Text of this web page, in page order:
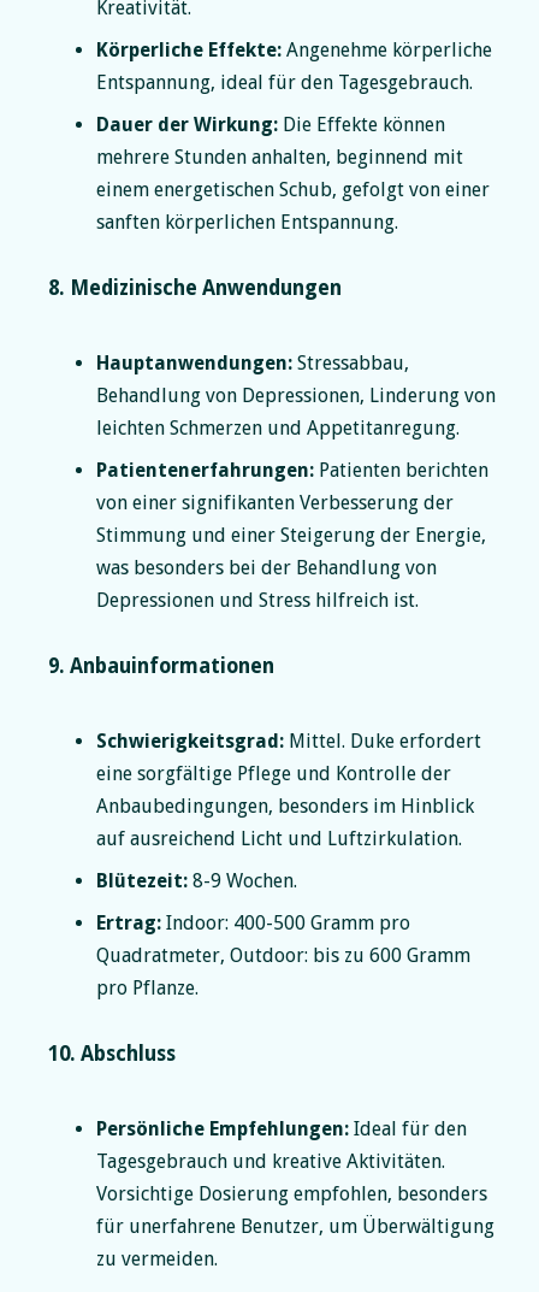
Kreativität.
Körperliche Effekte: Angenehme körperliche
Entspannung, ideal für den Tagesgebrauch.
Dauer der Wirkung: Die Effekte können
mehrere Stunden anhalten, beginnend mit
einem energetischen Schub, gefolgt von einer
sanften körperlichen Entspannung.
8. Medizinische Anwendungen
Hauptanwendungen: Stressabbau,
Behandlung von Depressionen, Linderung von
leichten Schmerzen und Appetitanregung.
Patientenerfahrungen: Patienten berichten
von einer signifikanten Verbesserung der
Stimmung und einer Steigerung der Energie,
was besonders bei der Behandlung von
Depressionen und Stress hilfreich ist.
9. Anbauinformationen
Schwierigkeitsgrad: Mittel. Duke erfordert
eine sorgfältige Pflege und Kontrolle der
Anbaubedingungen, besonders im Hinblick
auf ausreichend Licht und Luftzirkulation.
Blütezeit: 8-9 Wochen.
Ertrag: Indoor: 400-500 Gramm pro
Quadratmeter, Outdoor: bis zu 600 Gramm
pro Pflanze.
10. Abschluss
Persönliche Empfehlungen: Ideal für den
Tagesgebrauch und kreative Aktivitäten.
Vorsichtige Dosierung empfohlen, besonders
für unerfahrene Benutzer, um Überwältigung
zu vermeiden.